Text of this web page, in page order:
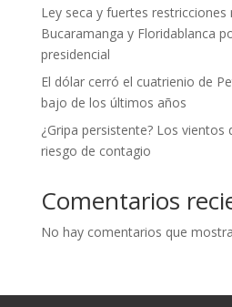
Ley seca y fuertes restricciones
Bucaramanga y Floridablanca
presidencial
El dólar cerró el cuatrienio de
bajo de los últimos años
¿Gripa persistente? Los
riesgo de contagio
Comentarios
No hay comentarios que